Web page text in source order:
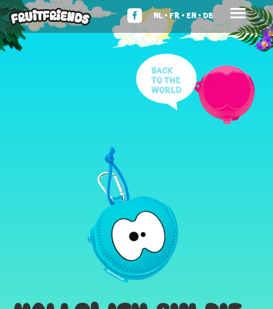
NL •FR •EN •DE
Back
to the
world